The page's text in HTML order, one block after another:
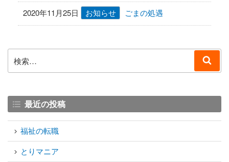
2020年11月25日 お知らせ ごまの処遇
索:
索
最近の投稿
福祉の転職
とりマニア